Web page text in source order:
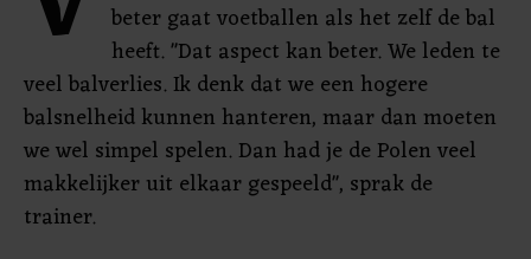
beter gaat voetballen als het zelf de bal
heeft. "Dat aspect kan beter. We leden te
veel balverlies. Ik denk dat we een hogere
balsnelheid kunnen hanteren, maar dan moeten
we wel simpel spelen. Dan had je de Polen veel
makkelijker uit elkaar gespeeld", sprak de
trainer.